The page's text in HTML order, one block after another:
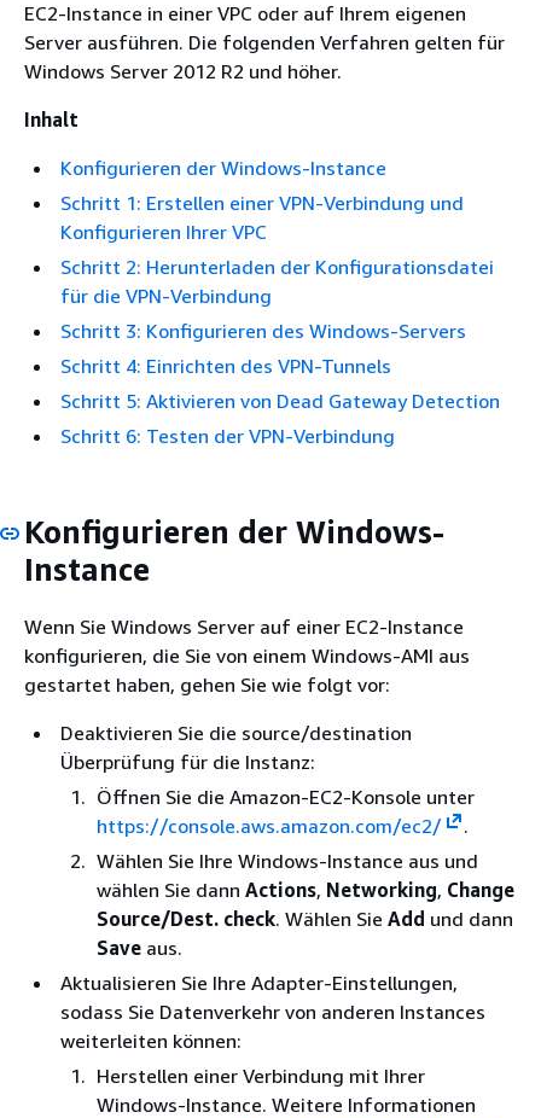
EC2-Instance in einer VPC oder auf Ihrem eigenen
Server ausführen. Die folgenden Verfahren gelten für
Windows Server 2012 R2 und höher.
Inhalt
Konfigurieren der Windows-Instance
Schritt 1: Erstellen einer VPN-Verbindung und
Konfigurieren Ihrer VPC
Schritt 2: Herunterladen der Konfigurationsdatei
für die VPN-Verbindung
Schritt 3: Konfigurieren des Windows-Servers
Schritt 4: Einrichten des VPN-Tunnels
Schritt 5: Aktivieren von Dead Gateway Detection
Schritt 6: Testen der VPN-Verbindung
Konfigurieren der Windows-
Instance
Wenn Sie Windows Server auf einer EC2-Instance
konfigurieren, die Sie von einem Windows-AMI aus
gestartet haben, gehen Sie wie folgt vor:
Deaktivieren Sie die source/destination
Überprüfung für die Instanz:
Öffnen Sie die Amazon-EC2-Konsole unter
https://console.aws.amazon.com/ec2/
.
Wählen Sie Ihre Windows-Instance aus und
wählen Sie dann Actions, Networking, Change
Source/Dest. check. Wählen Sie Add und dann
Save aus.
Aktualisieren Sie Ihre Adapter-Einstellungen,
sodass Sie Datenverkehr von anderen Instances
weiterleiten können:
Herstellen einer Verbindung mit Ihrer
Windows-Instance. Weitere Informationen